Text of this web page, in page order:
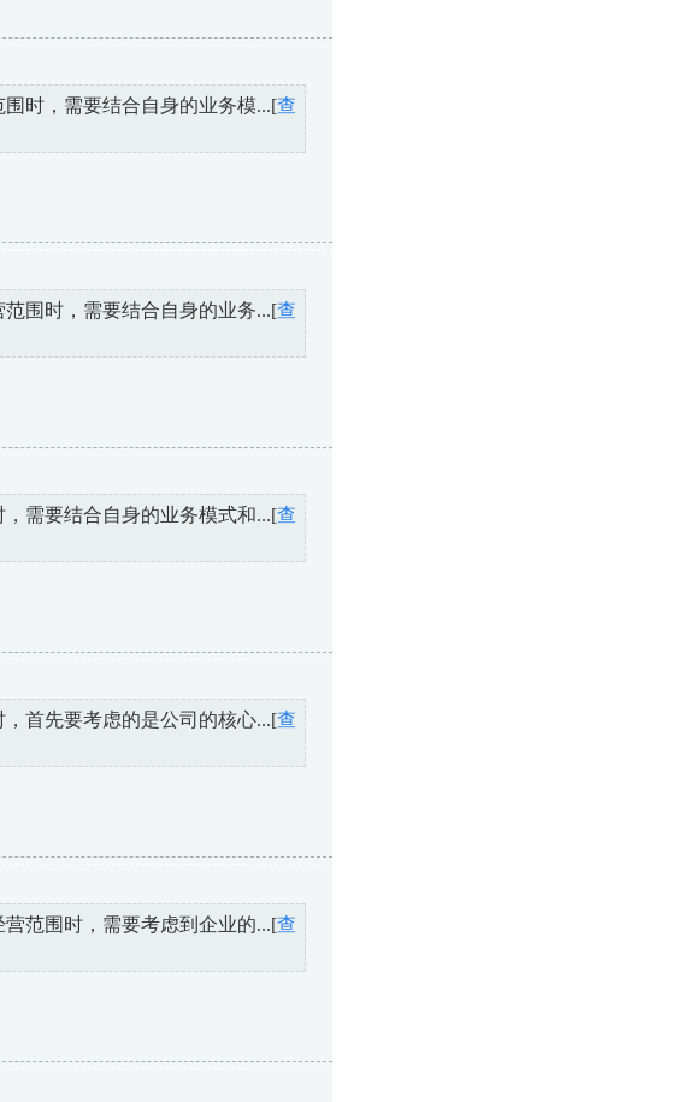
时，需要结合自身的业务模...[查
围时，需要结合自身的业务...[查
需要结合自身的业务模式和...[查
首先要考虑的是公司的核心...[查
范围时，需要考虑到企业的...[查